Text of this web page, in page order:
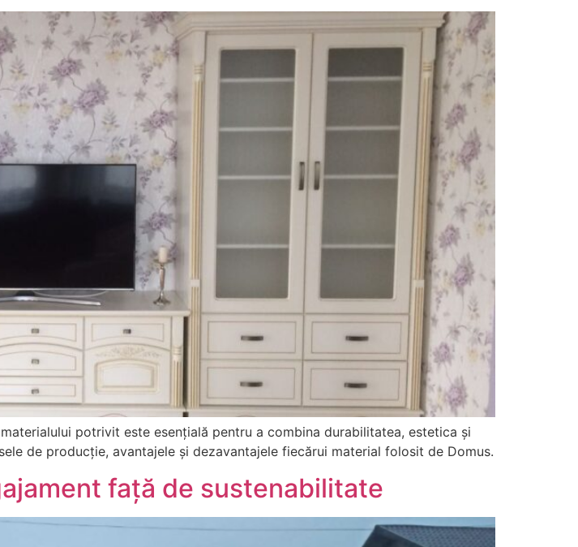
potrivit este esențială pentru a combina durabilitatea, estetica și
de producție, avantajele și dezavantajele fiecărui material folosit de Domus.
față de sustenabilitate